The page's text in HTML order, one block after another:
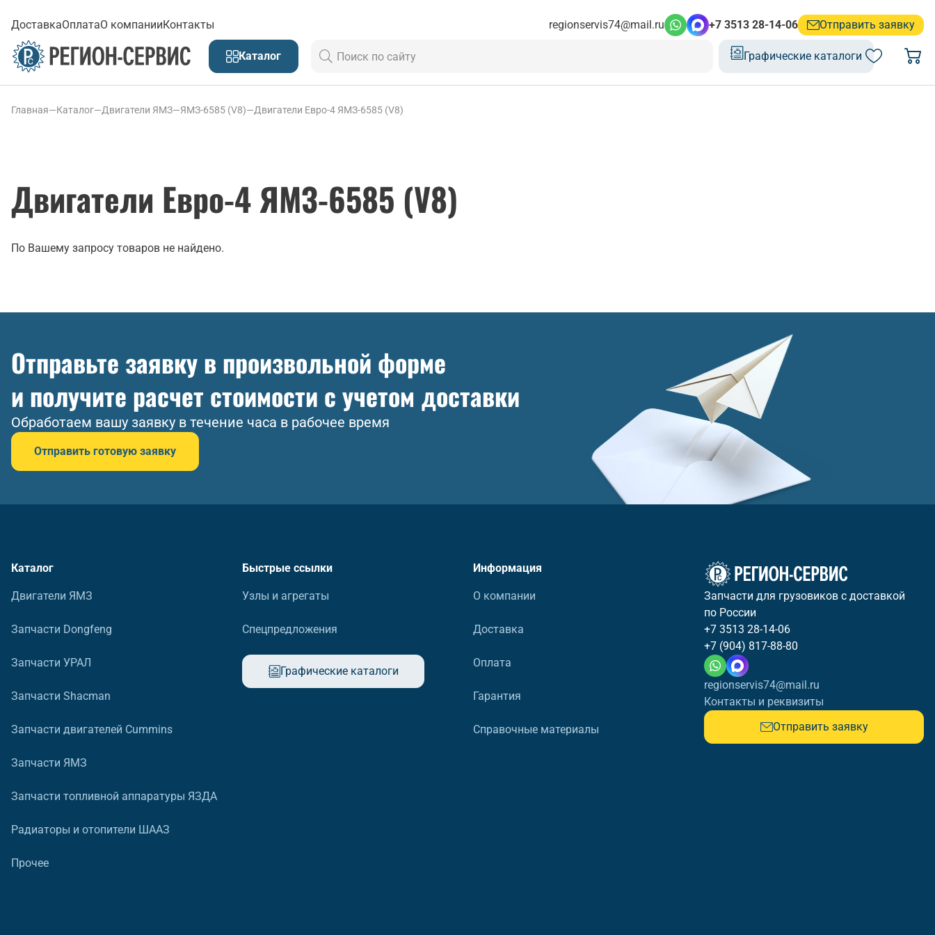
ДоставкаОплатаО компанииКонтакты regionservis74@mail.ru +7 3513 28-14-06 Отправить заявку
Каталог Графические каталоги
Главная—Каталог—Двигатели ЯМЗ—ЯМЗ-6585 (V8)—Двигатели Евро-4 ЯМЗ-6585 (V8)
Двигатели Евро-4 ЯМЗ-6585 (V8)
По Вашему запросу товаров не найдено.
Отправьте заявку в произвольной форме
и получите расчет стоимости с учетом доставки
Обработаем вашу заявку в течение часа в рабочее время
Отправить готовую заявку
Каталог
Двигатели ЯМЗ
Запчасти Dongfeng
Запчасти УРАЛ
Запчасти Shacman
Запчасти двигателей Cummins
Запчасти ЯМЗ
Запчасти топливной аппаратуры ЯЗДА
Радиаторы и отопители ШААЗ
Прочее
Быстрые ссылки
Узлы и агрегаты
Спецпредложения
Графические каталоги
Информация
О компании
Доставка
Оплата
Гарантия
Справочные материалы
Запчасти для грузовиков с доставкой
по России
+7 3513 28-14-06
+7 (904) 817-88-80
regionservis74@mail.ru
Контакты и реквизиты
Отправить заявку